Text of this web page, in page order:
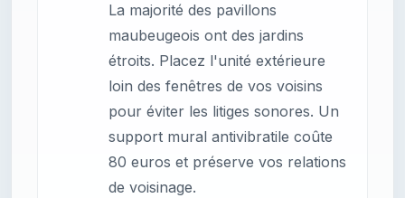
La majorité des pavillons
maubeugeois ont des jardins
étroits. Placez l'unité extérieure
loin des fenêtres de vos voisins
pour éviter les litiges sonores. Un
support mural antivibratile coûte
80 euros et préserve vos relations
de voisinage.